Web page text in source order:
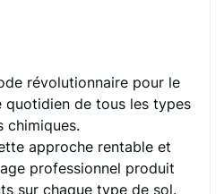
révolutionnaire pour le
quotidien de tous les types
chimiques.
approche rentable et
professionnel produit
sur chaque type de sol.